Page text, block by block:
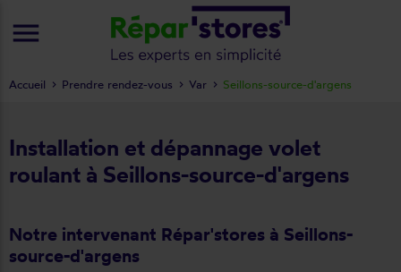
Installation et dépannage volet
roulant à Seillons-source-d'argens
Notre intervenant Répar'stores à Seillons-
source-d'argens
Accueil Prendre rendez-vous Var Seillons-source-d'argens
menu